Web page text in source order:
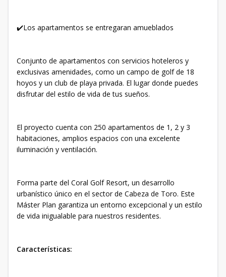
✔️Los apartamentos se entregaran amueblados
Conjunto de apartamentos con servicios hoteleros y
exclusivas amenidades, como un campo de golf de 18
hoyos y un club de playa privada. El lugar donde puedes
disfrutar del estilo de vida de tus sueños.
El proyecto cuenta con 250 apartamentos de 1, 2 y 3
habitaciones, amplios espacios con una excelente
iluminación y ventilación.
Forma parte del Coral Golf Resort, un desarrollo
urbanístico único en el sector de Cabeza de Toro. Este
Máster Plan garantiza un entorno excepcional y un estilo
de vida inigualable para nuestros residentes.
Características: